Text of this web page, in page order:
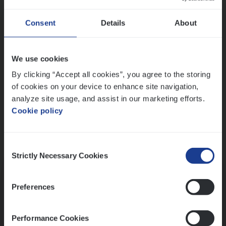
Consent Details About
We use cookies
By clicking “Accept all cookies”, you agree to the storing
of cookies on your device to enhance site navigation,
analyze site usage, and assist in our marketing efforts.
Cookie policy
Selection
Strictly Necessary Cookies
Preferences
Performance Cookies
Ons sollicitatieproces